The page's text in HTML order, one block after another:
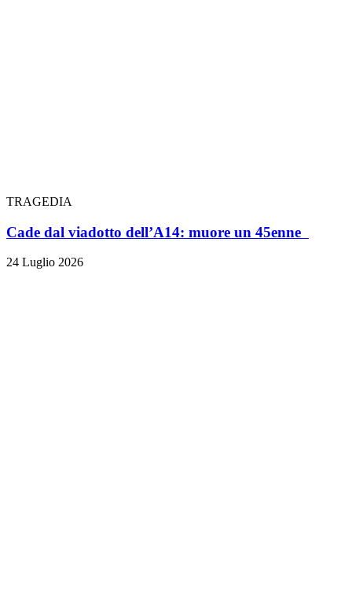
TRAGEDIA
Cade dal viadotto dell’A14: muore un 45enne
24 Luglio 2026